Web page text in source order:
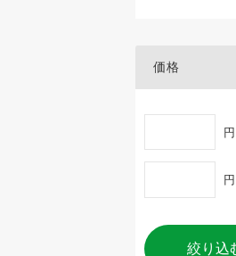
価格
円
絞り込